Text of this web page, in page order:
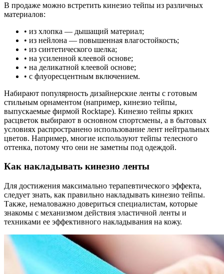
В продаже можно встретить кинезио тейпы из различных
материалов:
• из хлопка — дышащий материал;
• из нейлона — повышенная влагостойкость;
• из синтетического шелка;
• на усиленной клеевой основе;
• на деликатной клеевой основе;
• с флуоресцентным включением.
Набирают популярность дизайнерские ленты с готовым
стильным орнаментом (например, кинезио тейпы,
выпускаемые фирмой Rocktape). Кинезио тейпы ярких
расцветок выбирают в основном спортсмены, а в бытовых
условиях распространено использование лент нейтральных
цветов. Например, многие используют тейпы телесного
оттенка, потому что они не заметны под одеждой.
Как накладывать кинезио ленты
Для достижения максимально терапевтического эффекта,
следует знать, как правильно накладывать кинезио тейпы.
Также, немаловажно довериться специалистам, которые
знакомы с механизмом действия эластичной ленты и
техниками ее эффективного накладывания на кожу.